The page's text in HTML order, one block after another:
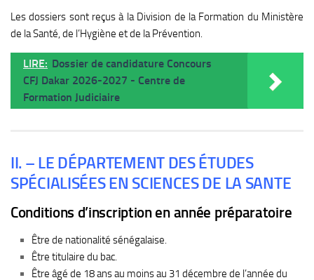
Les dossiers sont reçus à la Division de la Formation du Ministère
de la Santé, de l’Hygiène et de la Prévention.
LIRE: Dossier de candidature Concours
CFJ Dakar 2026-2027 - Centre de
Formation Judiciaire
II. – LE DÉPARTEMENT DES ÉTUDES
SPÉCIALISÉES EN SCIENCES DE LA SANTE
Conditions d’inscription en année préparatoire
Être de nationalité sénégalaise.
Être titulaire du bac.
Être âgé de 18 ans au moins au 31 décembre de l’année du